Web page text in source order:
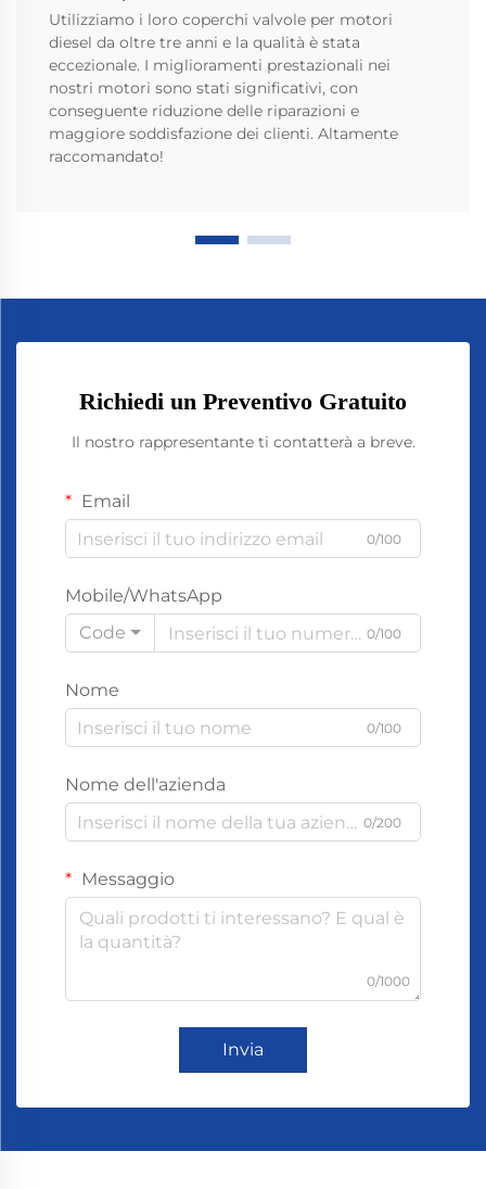
Utilizziamo i loro coperchi valvole per motori
diesel da oltre tre anni e la qualità è stata
eccezionale. I miglioramenti prestazionali nei
nostri motori sono stati significativi, con
conseguente riduzione delle riparazioni e
maggiore soddisfazione dei clienti. Altamente
raccomandato!
Richiedi un Preventivo Gratuito
Il nostro rappresentante ti contatterà a breve.
Email
0/100
Mobile/WhatsApp
Code
0/100
Nome
0/100
Nome dell'azienda
0/200
Messaggio
0/1000
Invia